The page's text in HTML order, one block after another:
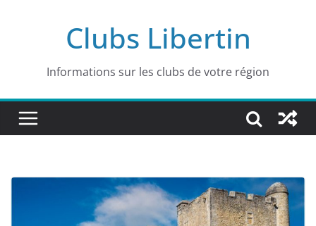
Clubs Libertin
Informations sur les clubs de votre région